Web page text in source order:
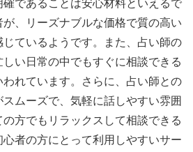
であることは安心材料といえるで
が、リーズナブルな価格で質の高い
ているようです。また、占い師の
い日常の中でもすぐに相談できる
れています。さらに、占い師との
ムーズで、気軽に話しやすい雰囲
方でもリラックスして相談できる
者の方にとって利用しやすいサー